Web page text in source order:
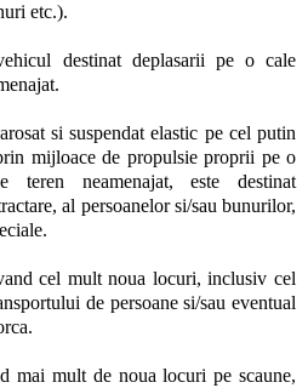
etc.).
destinat deplasarii pe o cale
si suspendat elastic pe cel putin
mijloace de propulsie proprii pe o
neamenajat, este destinat
al persoanelor si/sau bunurilor,
cel mult noua locuri, inclusiv cel
de persoane si/sau eventual
mai mult de noua locuri pe scaune,